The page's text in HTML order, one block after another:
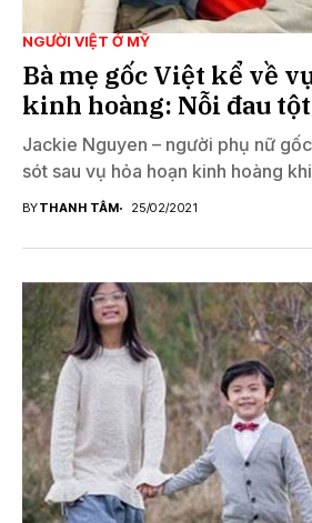
NGƯỜI VIỆT Ở MỸ
Bà mẹ gốc Việt kể về
kinh hoàng: Nỗi đau
Jackie Nguyen – người phụ nữ
sót sau vụ hỏa hoạn kinh hoàng
BYTHANH TÂM 25/02/2021